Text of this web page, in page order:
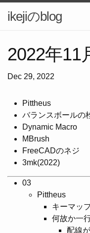
ikejiのblog
2022年11
Dec 29, 2022
Pittheus
バランスボールの
Dynamic Macro
MBrush
FreeCADのネジ
3mk(2022)
03
Pittheus
キーマッ
何故か一
配線